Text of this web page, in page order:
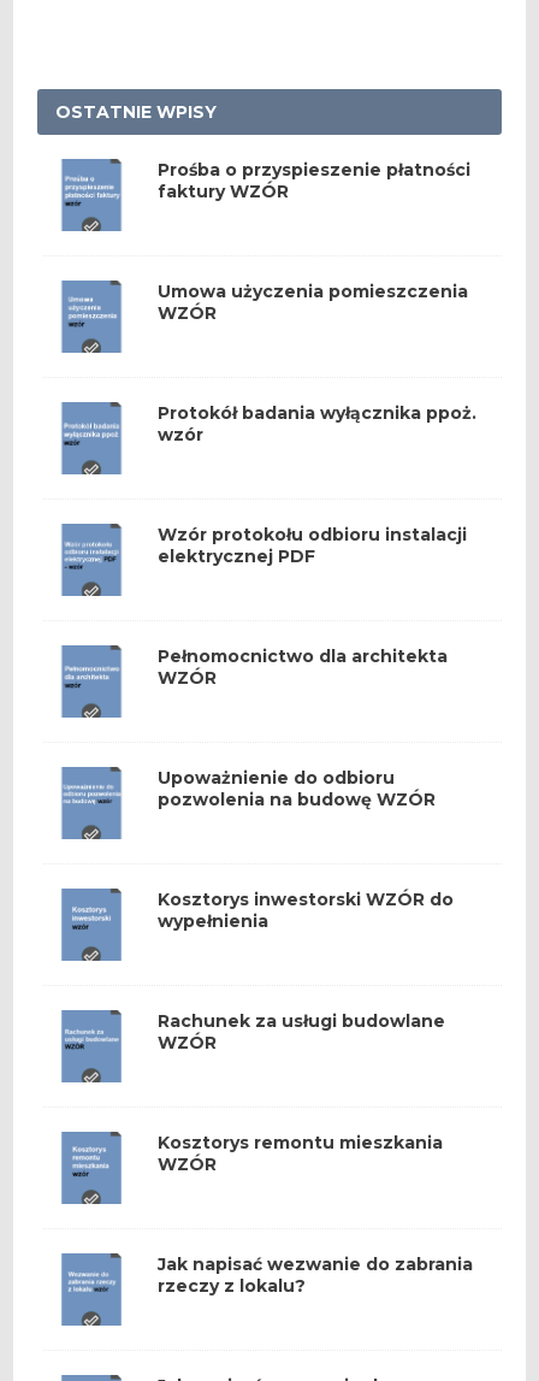
OSTATNIE WPISY
Prośba o przyspieszenie płatności
faktury WZÓR
Umowa użyczenia pomieszczenia
WZÓR
Protokół badania wyłącznika ppoż.
wzór
Wzór protokołu odbioru instalacji
elektrycznej PDF
Pełnomocnictwo dla architekta
WZÓR
Upoważnienie do odbioru
pozwolenia na budowę WZÓR
Kosztorys inwestorski WZÓR do
wypełnienia
Rachunek za usługi budowlane
WZÓR
Kosztorys remontu mieszkania
WZÓR
Jak napisać wezwanie do zabrania
rzeczy z lokalu?